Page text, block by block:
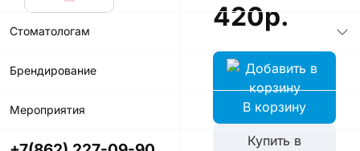
Стоматологам
Брендирование
Мероприятия
420р.
В корзину
Купить в